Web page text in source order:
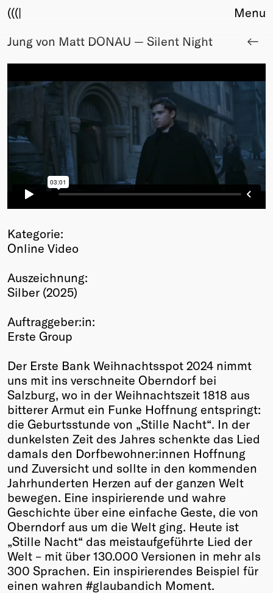
(((|
About
Sponsors
Fair Work
Events
Upcoming
Past
Membership
Members
Young Creatives
Winners
Past
Annual
Menu
Jung von Matt DONAU — Silent Night
Kategorie:
Online Video
Auszeichnung:
Silber (2025)
Auftraggeber:in:
Erste Group
Der Erste Bank Weihnachtsspot 2024 nimmt
uns mit ins verschneite Oberndorf bei
Salzburg, wo in der Weihnachtszeit 1818 aus
bitterer Armut ein Funke Hoffnung entspringt:
die Geburtsstunde von „Stille Nacht“. In der
dunkelsten Zeit des Jahres schenkte das Lied
damals den Dorfbewohner:innen Hoffnung
und Zuversicht und sollte in den kommenden
Jahrhunderten Herzen auf der ganzen Welt
bewegen. Eine inspirierende und wahre
Geschichte über eine einfache Geste, die von
Oberndorf aus um die Welt ging. Heute ist
„Stille Nacht“ das meistaufgeführte Lied der
Welt – mit über 130.000 Versionen in mehr als
300 Sprachen. Ein inspirierendes Beispiel für
einen wahren #glaubandich Moment.